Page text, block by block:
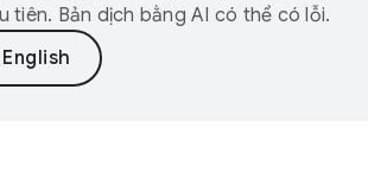
tiên. Bản dịch bằng AI có thể có lỗi.